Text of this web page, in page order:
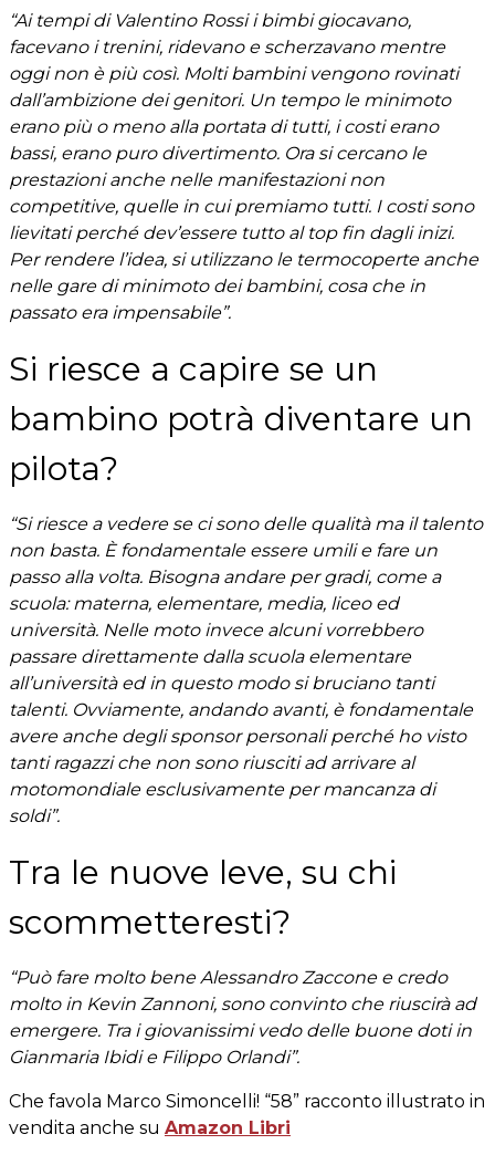
“Ai tempi di Valentino Rossi i bimbi giocavano,
facevano i trenini, ridevano e scherzavano mentre
oggi non è più così. Molti bambini vengono rovinati
dall’ambizione dei genitori. Un tempo le minimoto
erano più o meno alla portata di tutti, i costi erano
bassi, erano puro divertimento. Ora si cercano le
prestazioni anche nelle manifestazioni non
competitive, quelle in cui premiamo tutti. I costi sono
lievitati perché dev’essere tutto al top fin dagli inizi.
Per rendere l’idea, si utilizzano le termocoperte anche
nelle gare di minimoto dei bambini, cosa che in
passato era impensabile”.
Si riesce a capire se un
bambino potrà diventare un
pilota?
“Si riesce a vedere se ci sono delle qualità ma il talento
non basta. È fondamentale essere umili e fare un
passo alla volta. Bisogna andare per gradi, come a
scuola: materna, elementare, media, liceo ed
università. Nelle moto invece alcuni vorrebbero
passare direttamente dalla scuola elementare
all’università ed in questo modo si bruciano tanti
talenti. Ovviamente, andando avanti, è fondamentale
avere anche degli sponsor personali perché ho visto
tanti ragazzi che non sono riusciti ad arrivare al
motomondiale esclusivamente per mancanza di
soldi”.
Tra le nuove leve, su chi
scommetteresti?
“Può fare molto bene Alessandro Zaccone e credo
molto in Kevin Zannoni, sono convinto che riuscirà ad
emergere. Tra i giovanissimi vedo delle buone doti in
Gianmaria Ibidi e Filippo Orlandi”.
Che favola Marco Simoncelli! “58” racconto illustrato in
vendita anche su Amazon Libri